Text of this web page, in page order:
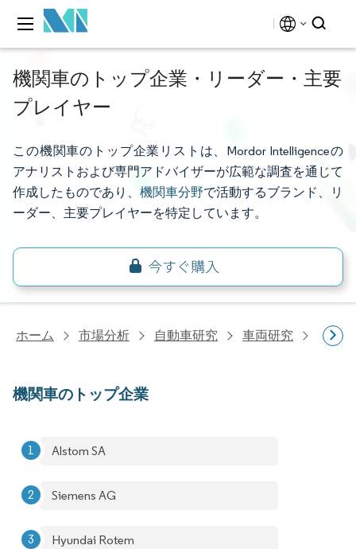
機関車のトップ企業・リーダー・主要
プレイヤー
この機関車のトップ企業リストは、Mordor Intelligenceの
アナリストおよび専門アドバイザーが広範な調査を通じて
作成したものであり、 機関車分野で活動するブランド、リ
ーダー、主要プレイヤーを特定しています。
ホーム 市場分析 自動車研究 車両研究 機関
機関車のトップ企業
Alstom SA
Siemens AG
Hyundai Rotem